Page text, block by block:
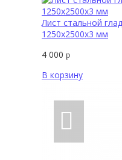
Лист стальной
1250х2500х3 мм
4 000 р
В корзину